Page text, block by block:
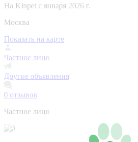
На Kinpet c января 2026 г.
Москва
Показать на карте
Частное лицо
Другие объявления
0 отзывов
Частное лицо